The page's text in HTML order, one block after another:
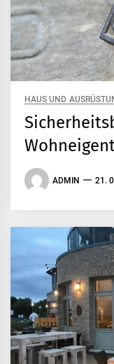
HAUS UND
ADMIN 21.